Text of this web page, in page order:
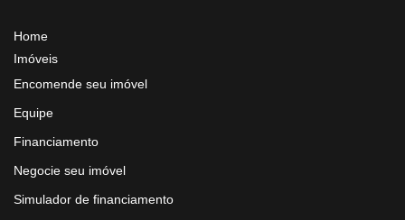
Home
Imóveis
Encomende seu imóvel
Equipe
Financiamento
Negocie seu imóvel
Simulador de financiamento